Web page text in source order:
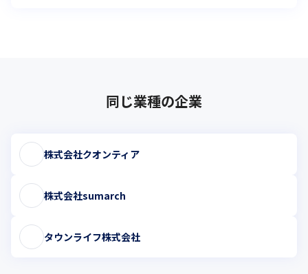
同じ業種の企業
株式会社クオンティア
株式会社sumarch
タウンライフ株式会社